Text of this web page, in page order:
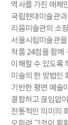
역사를 가진 매체
국립현대미술관
리움미술관의 소
서울시립미술관
작품 24점을 함께
이해할 수 있도록
미술의 한 방법인
기반한 평면 예술
결합하고 끊임없
전통적인 의미의